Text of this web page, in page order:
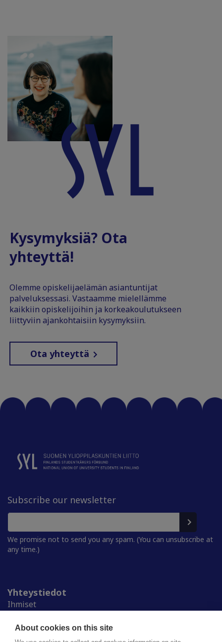
About cookies on this site
Kysymyksiä? Ota
yhteyttä!
Olemme opiskelijaelämän asiantuntijat
palveluksessasi. Vastaamme mielellämme
kaikkiin opiskelijoihin ja korkeakoulutukseen
liittyviin ajankohtaisiin kysymyksiin.
Ota yhteyttä
Subscribe our newsletter
We promise not to send you any spam. (You can unsubscribe at
any time.)
Yhteystiedot
Ihmiset
Ylioppilaskunnat